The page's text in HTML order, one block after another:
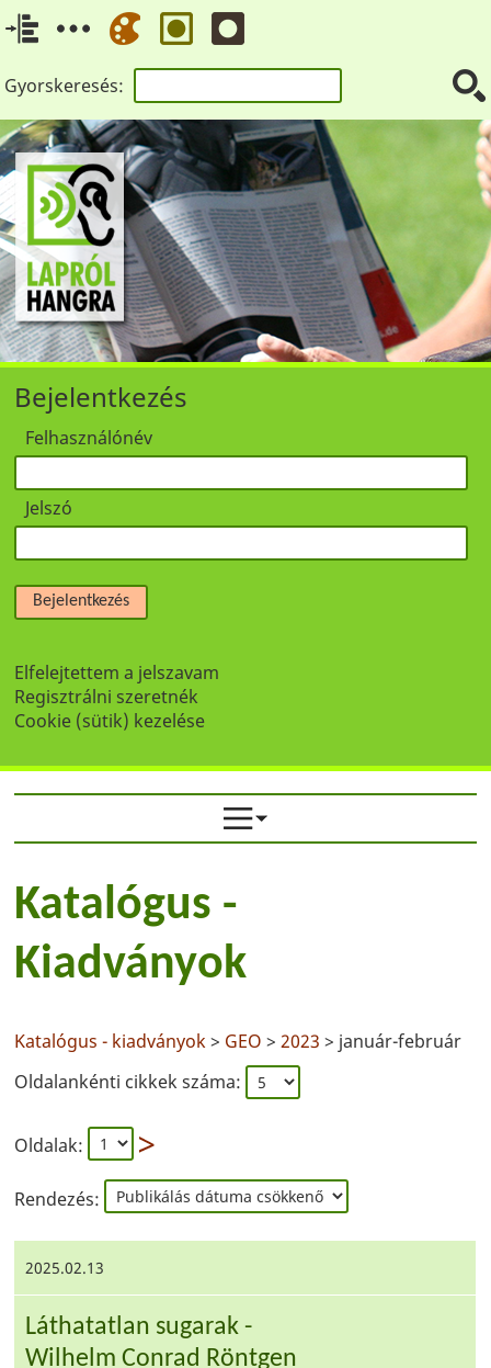
Gyorskeresés:
Bejelentkezés
Felhasználónév
Jelszó
Bejelentkezés
Elfelejtettem a jelszavam
Regisztrálni szeretnék
Cookie (sütik) kezelése
Katalógus -
Kiadványok
Katalógus - kiadványok> GEO>2023 > január-február
Oldalankénti cikkek száma:
Oldalak:
Rendezés:
2025.02.13
Láthatatlan sugarak -
Wilhelm Conrad Röntgen